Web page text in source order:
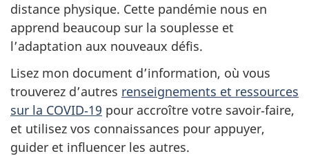
distance physique. Cette pandémie nous en
apprend beaucoup sur la souplesse et
l’adaptation aux nouveaux défis.
Lisez mon document d’information, où vous
trouverez d’autres renseignements et ressources
sur la COVID‑19 pour accroître votre savoir‑faire,
et utilisez vos connaissances pour appuyer,
guider et influencer les autres.